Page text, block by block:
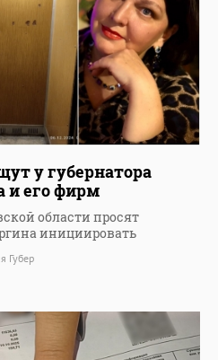
у губернатора
и его фирм
области просят
инициировать
Губер